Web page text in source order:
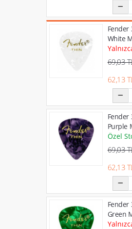
Fender
White
69,03
62,13
Fender
Purple
Özel
69,03
62,13
Fender
Green